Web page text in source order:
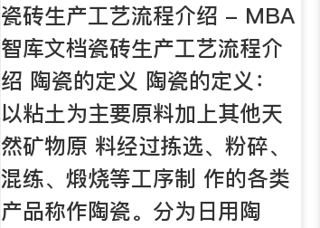
瓷砖生产工艺流程介绍 - MBA
智库文档瓷砖生产工艺流程介
绍 陶瓷的定义 陶瓷的定义：
以粘土为主要原料加上其他天
然矿物原 料经过拣选、粉碎、
混练、煅烧等工序制 作的各类
产品称作陶瓷。分为日用陶